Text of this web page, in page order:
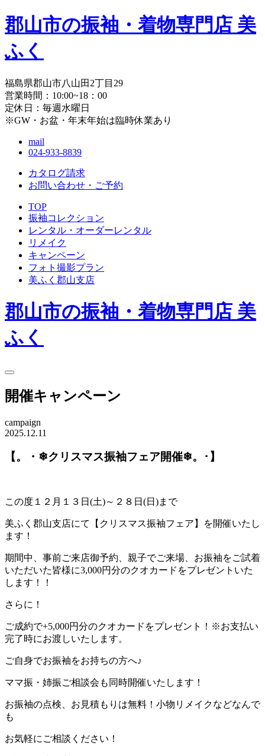
郡山市の振袖・着物専門店 美
ふく
福島県郡山市八山田2丁目29
営業時間：10:00~18：00
定休日：毎週水曜日
※GW・お盆・年末年始は臨時休業あり
mail
024-933-8839
カタログ請求
お問い合わせ・ ご予約
TOP
振袖コレクション
レンタル・オーダーレンタル
リメイク
キャンペーン
フォト撮影プラン
美ふく郡山支店
郡山市の振袖・着物専門店 美
ふく
開催キャンペーン
campaign
2025.12.11
【。・❄クリスマス振袖フェア開催❄。･】
この度１２月１３日(土)～２８日(日)まで
美ふく郡山支店にて【クリスマス振袖フェア】を開催いたし
ます！
期間中、事前ご来店御予約、親子でご来場、お振袖をご試着
いただいた皆様に3,000円分のクオカードをプレゼントいた
します！！
さらに！
ご成約で+5,000円分のクオカードをプレゼント！※お支払い
完了時にお渡しいたします。
ご自身でお振袖をお持ちの方へ♪
ママ振・姉振ご相談会も同時開催いたします！
お振袖の点検、お見積もりは無料！小物リメイクなどなんで
も
お気軽にご相談ください！